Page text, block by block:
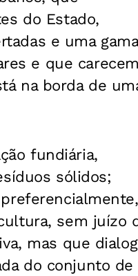
do Estado,
e uma gama
e que carecem
na borda de
fundiária,
sólidos;
sem juízo
mas que
do conjunto de